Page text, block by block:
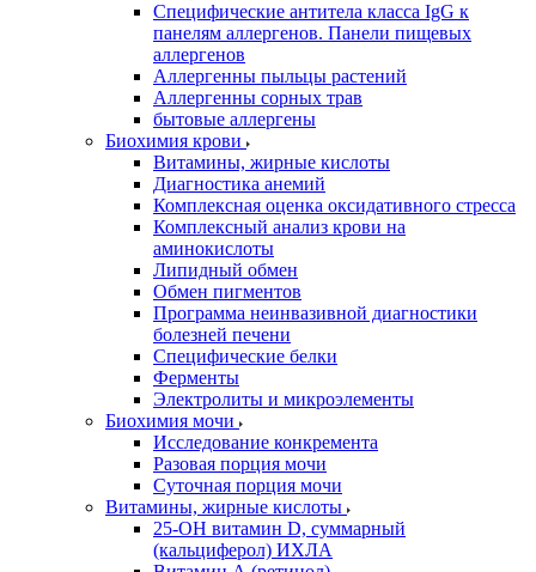
Специфические антитела класса IgG к
панелям аллергенов. Панели пищевых
аллергенов
Аллергенны пыльцы растений
Аллергенны сорных трав
бытовые аллергены
Биохимия крови
Витамины, жирные кислоты
Диагностика анемий
Комплексная оценка оксидативного стресса
Комплексный анализ крови на
аминокислоты
Липидный обмен
Обмен пигментов
Программа неинвазивной диагностики
болезней печени
Специфические белки
Ферменты
Электролиты и микроэлементы
Биохимия мочи
Исследование конкремента
Разовая порция мочи
Суточная порция мочи
Витамины, жирные кислоты
25-OH витамин D, суммарный
(кальциферол) ИХЛА